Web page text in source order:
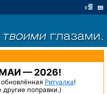
— 2026!
Ритуалка!
другие поправки.)